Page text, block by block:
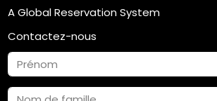
A Global Reservation System
Contactez-nous